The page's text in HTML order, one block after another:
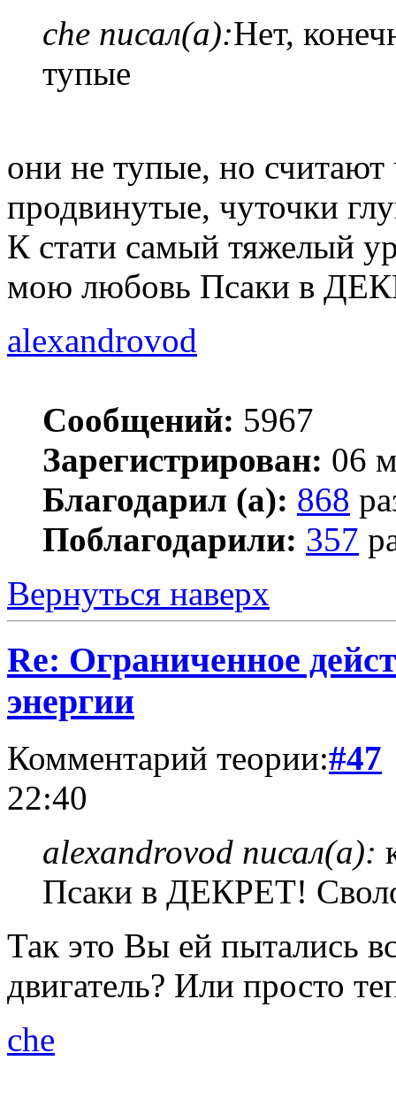
che писал(а):Нет,
тупые
они не тупые, но
продвинутые, чуточки
К стати самый тяжелый
мою любовь Псаки в
alexandrovod
Сообщений: 5967
Зарегистрирован: 06
Благодарил (а): 868
Поблагодарили: 357
Вернуться наверх
Re: Ограниченное
энергии
Комментарий теории:#47
22:40
alexandrovod писал(а):
Псаки в ДЕКРЕТ!
Так это Вы ей пытались
двигатель? Или просто
che